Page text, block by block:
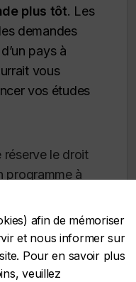
afin de mémoriser
et nous informer sur
Pour en savoir plus
veuillez
plus tôt. Les
demandes
pays à
vous
vos études
réserve le droit
programme à